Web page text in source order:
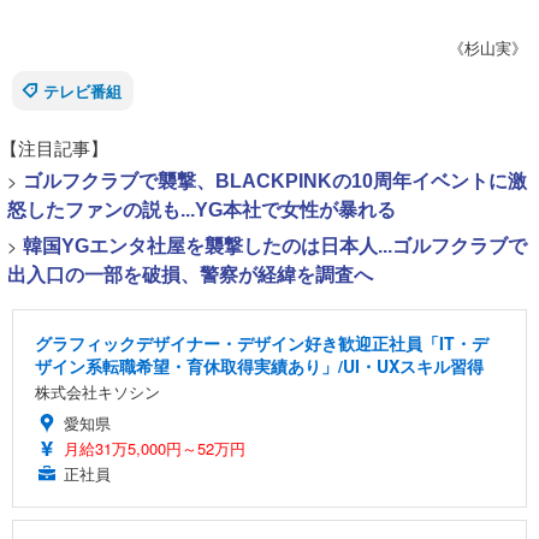
《杉山実》
テレビ番組
【注目記事】
> ゴルフクラブで襲撃、BLACKPINKの10周年イベントに激
怒したファンの説も...YG本社で女性が暴れる
> 韓国YGエンタ社屋を襲撃したのは日本人...ゴルフクラブで
出入口の一部を破損、警察が経緯を調査へ
グラフィックデザイナー・デザイン好き歓迎正社員「IT・デ
ザイン系転職希望・育休取得実績あり」/UI・UXスキル習得
株式会社キソシン
愛知県
月給31万5,000円～52万円
正社員